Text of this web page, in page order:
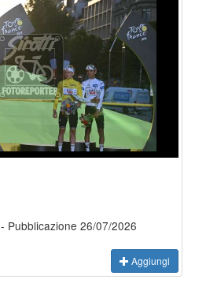
- Pubblicazione 26/07/2026
Aggiungi